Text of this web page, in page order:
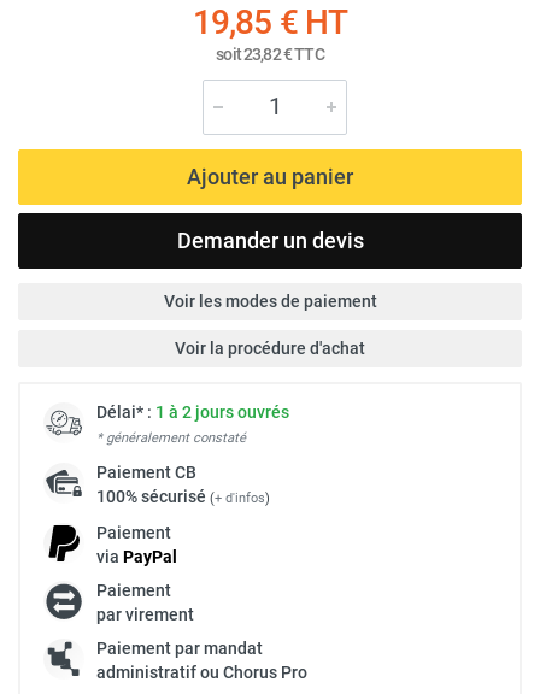
19,85 €HT
soit23,82 €TTC
Ajouter au panier
Demander un devis
Voir les modes de paiement
Voir la procédure d'achat
Délai* : 1 à 2 jours ouvrés
* généralement constaté
PaiementCB
100% sécurisé (+ d'infos)
Paiement
via PayPal
Paiement
par virement
Paiement par mandat
administratif ou Chorus Pro